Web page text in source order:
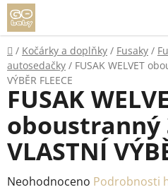
Přejít
na
obsah
Domů
/ Kočárky a doplňky / Fusaky /
autosedačky / FUSAK WELVET
VÝBĚR FLEECE
FUSAK
oboustranný
VLASTNÍ
Průměrné
Neohodnoceno Podrobnosti